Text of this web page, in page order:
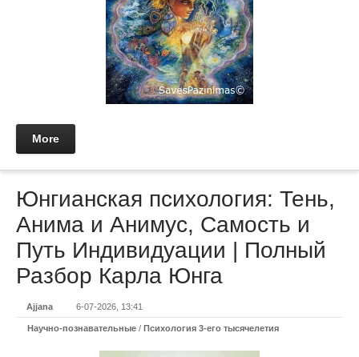
More
Юнгианская психология: Тень,
Анима и Анимус, Самость и
Путь Индивидуации | Полный
Разбор Карла Юнга
Ajjana 6-07-2026, 13:41
Научно-познавательные / Психология 3-его тысячелетия